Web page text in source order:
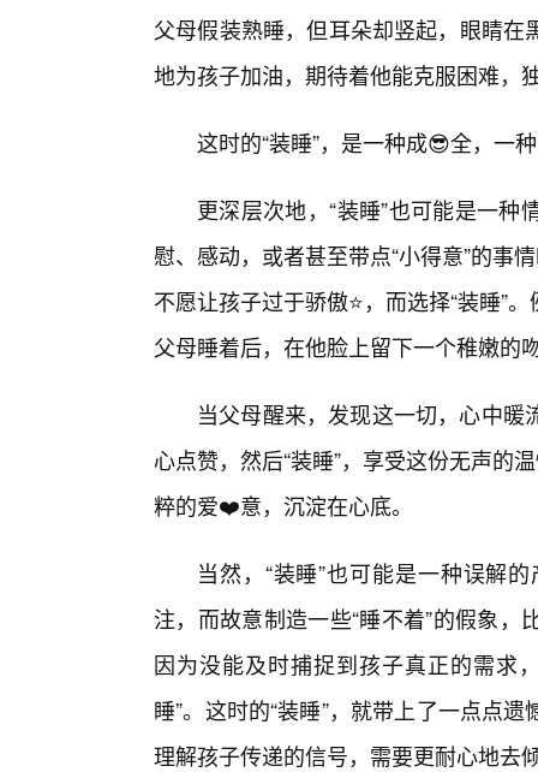
父母假装熟睡，但耳朵却竖起，眼睛
地为孩子加油，期待着他能克服困难，
这时的“装睡”，是一种成😎全，一
更深层次地，“装睡”也可能是一
慰、感动，或者甚至带点“小得意”的事
不愿让孩子过于骄傲⭐，而选择“装睡”
父母睡着后，在他脸上留下一个稚嫩的
当父母醒来，发现这一切，心中
心点赞，然后“装睡”，享受这份无声的
粹的爱❤️意，沉淀在心底。
当然，“装睡”也可能是一种误解
注，而故意制造一些“睡不着”的假象
因为没能及时捕捉到孩子真正的需求
睡”。这时的“装睡”，就带上了一点点
理解孩子传递的信号，需要更耐心地去